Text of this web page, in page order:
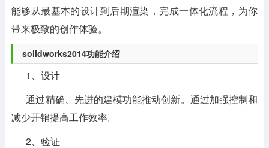
能够从最基本的设计到后期渲染，完成一体化流程，为你
带来极致的创作体验。
solidworks2014功能介绍
1、设计
通过精确、先进的建模功能推动创新。通过加强控制和
减少开销提高工作效率。
2、验证